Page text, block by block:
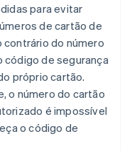
para evitar
de cartão de
do número
código de segurança
próprio cartão.
o número do cartão
é impossível
o código de